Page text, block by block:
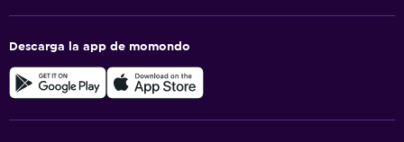
Descarga la app de momondo